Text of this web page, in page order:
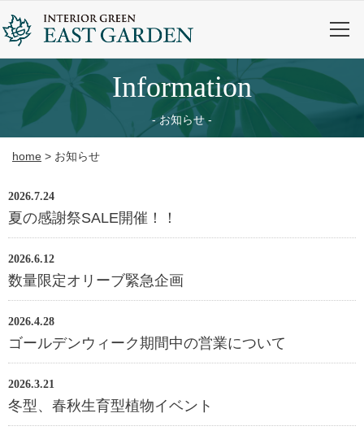
information
お知らせ
home > お知らせ
2026.7.24
夏の感謝祭SALE開催！！
2026.6.12
数量限定オリーブ緊急企画
2026.4.28
ゴールデンウィーク期間中の営業について
2026.3.21
冬型、春秋生育型植物イベント